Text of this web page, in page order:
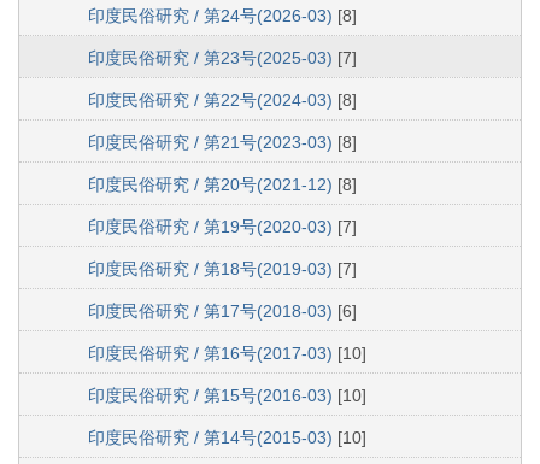
印度民俗研究 / 第24号(2026-03) [8]
印度民俗研究 / 第23号(2025-03) [7]
印度民俗研究 / 第22号(2024-03) [8]
印度民俗研究 / 第21号(2023-03) [8]
印度民俗研究 / 第20号(2021-12) [8]
印度民俗研究 / 第19号(2020-03) [7]
印度民俗研究 / 第18号(2019-03) [7]
印度民俗研究 / 第17号(2018-03) [6]
印度民俗研究 / 第16号(2017-03) [10]
印度民俗研究 / 第15号(2016-03) [10]
印度民俗研究 / 第14号(2015-03) [10]